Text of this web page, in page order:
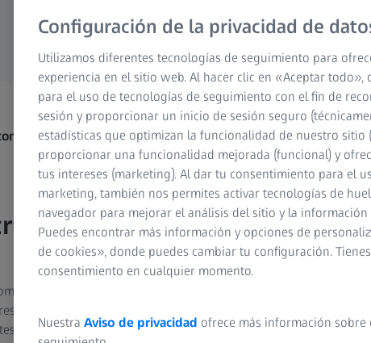
y precisa de sus
son cada vez más cortos en todos los ámbitos de la
cada vez mayor. Sin embargo, a pesar de la presión del
la garantía de calidad y el control del funcionamiento no deben
Configuración de la privacidad de
Utilizamos diferentes tecnologías de seguimiento para
experiencia en el sitio web. Al hacer clic en «Aceptar todo»,
para el uso de tecnologías de seguimiento con el fin de
sesión y proporcionar un inicio de sesión seguro
estadísticas que optimizan la funcionalidad de nuestro sitio
proporcionar una funcionalidad mejorada (funcional) y
tus intereses (marketing). Al dar tu consentimiento para el
marketing, también nos permites activar tecnologías de
navegador para mejorar el análisis del sitio y la
Puedes encontrar más información y opciones de
de cookies», donde puedes cambiar tu configuración.
consentimiento en cualquier momento.
Nuestra Aviso de privacidad ofrece más información